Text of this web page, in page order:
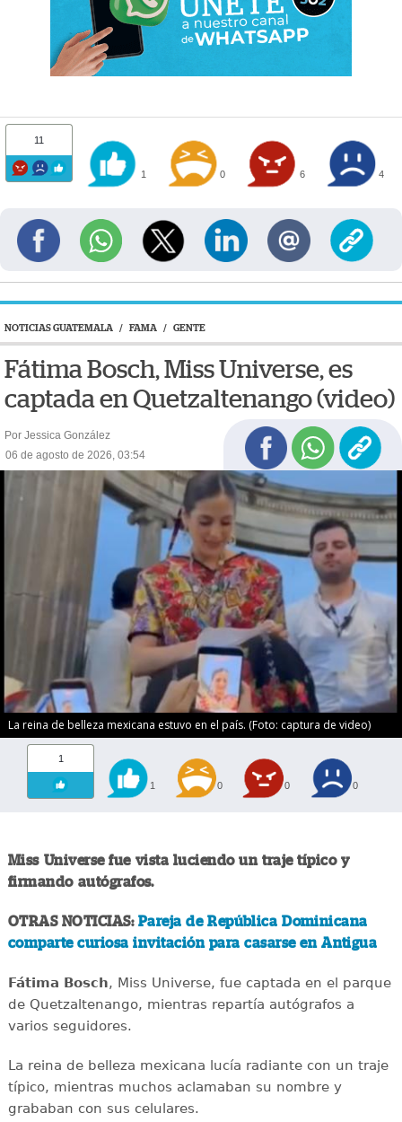
11
1 0 6 4
NOTICIAS GUATEMALA / FAMA / GENTE
Fátima Bosch, Miss Universe, es
captada en Quetzaltenango (video)
Por Jessica González
06 de agosto de 2026, 03:54
La reina de belleza mexicana estuvo en el país. (Foto: captura de video)
1
1 0 0 0
Miss Universe fue vista luciendo un traje típico y
firmando autógrafos.
OTRAS NOTICIAS: Pareja de República Dominicana
comparte curiosa invitación para casarse en Antigua
Fátima Bosch, Miss Universe, fue captada en el parque
de Quetzaltenango, mientras repartía autógrafos a
varios seguidores.
La reina de belleza mexicana lucía radiante con un traje
típico, mientras muchos aclamaban su nombre y
grababan con sus celulares.